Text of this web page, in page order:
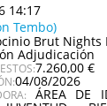
14:17
Tembo)
Brut Nights
Adjudicación
7.260,00 €
04/08/2026
ÁREA DE